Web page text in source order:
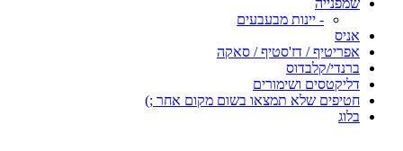
שמפנייה
- יינות מבעבעים
אניס
אפריטיף / דז'סטיף / סאקה
ברנדי/קלבדוס
דליקטסים ושימורים
חטיפים שלא תמצאו בשום מקום אחר ;)
בלוג